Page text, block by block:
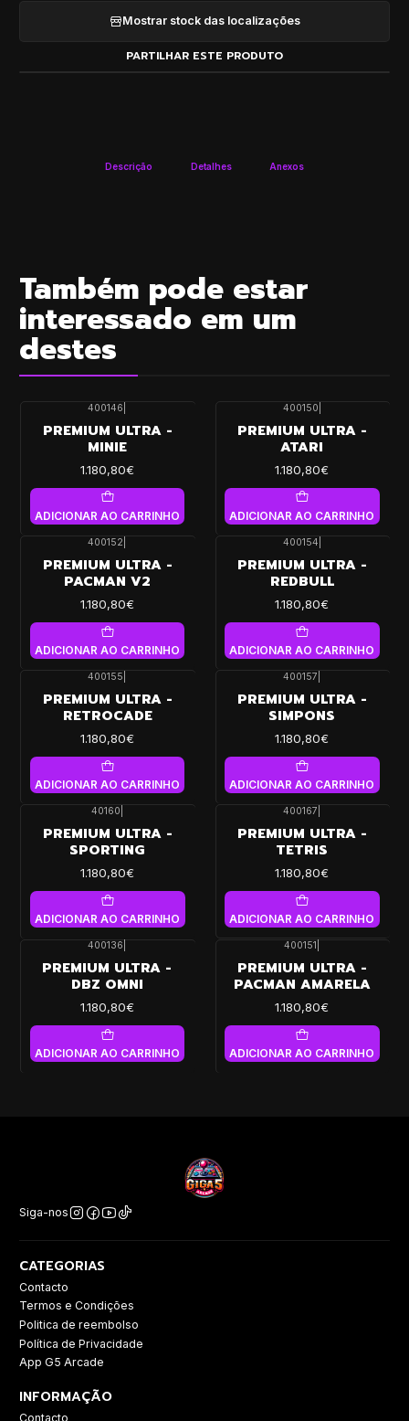
Mostrar stock das localizações
PARTILHAR ESTE PRODUTO
Descrição Detalhes Anexos
Também pode estar
interessado em um
destes
400146
PREMIUM ULTRA -
MINIE
1.180,80€
ADICIONAR AO CARRINHO
400150
PREMIUM ULTRA -
ATARI
1.180,80€
ADICIONAR AO CARRINHO
400152
PREMIUM ULTRA -
PACMAN V2
1.180,80€
ADICIONAR AO CARRINHO
400154
PREMIUM ULTRA -
REDBULL
1.180,80€
ADICIONAR AO CARRINHO
400155
PREMIUM ULTRA -
RETROCADE
1.180,80€
ADICIONAR AO CARRINHO
400157
PREMIUM ULTRA -
SIMPONS
1.180,80€
ADICIONAR AO CARRINHO
40160
PREMIUM ULTRA -
SPORTING
1.180,80€
ADICIONAR AO CARRINHO
400167
PREMIUM ULTRA -
TETRIS
1.180,80€
ADICIONAR AO CARRINHO
400136
PREMIUM ULTRA -
DBZ OMNI
1.180,80€
ADICIONAR AO CARRINHO
400151
PREMIUM ULTRA -
PACMAN AMARELA
1.180,80€
ADICIONAR AO CARRINHO
Siga-nos
CATEGORIAS
Contacto
Termos e Condições
Politica de reembolso
Política de Privacidade
App G5 Arcade
INFORMAÇÃO
Contacto